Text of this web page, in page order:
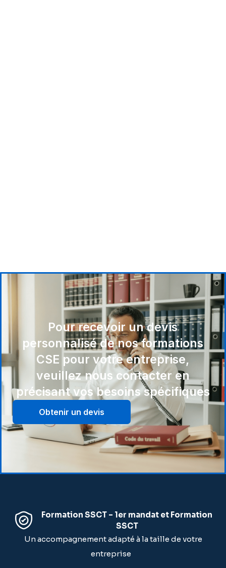
Pour recevoir un devis
personnalisé de nos formations
CSE pour votre entreprise,
veuillez nous contacter en
précisant vos besoins spécifiques
Obtenir un devis
Formation SSCT – 1er mandat et Formation
SSCT
Un accompagnement adapté à la taille de votre
entreprise